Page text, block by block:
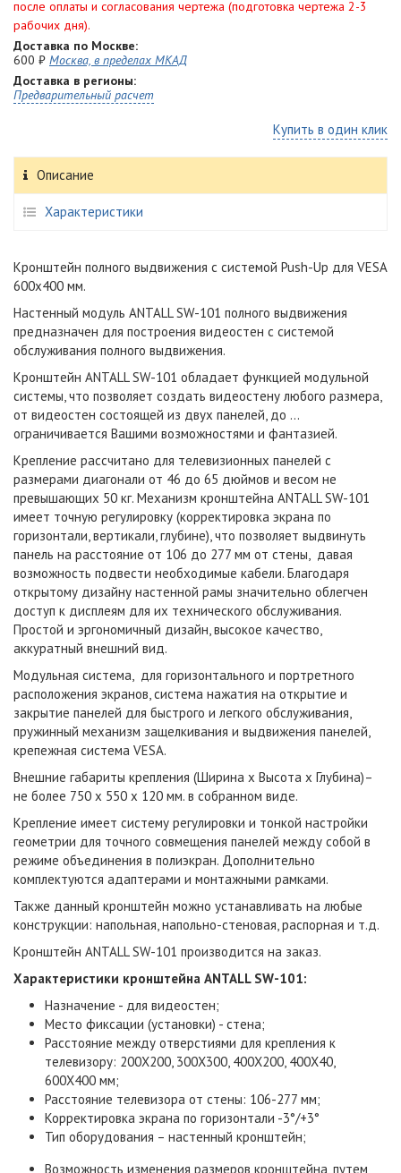
после оплаты и согласования чертежа (подготовка чертежа 2-3
рабочих дня).
Доставка по Москве:
600 ₽ Москва, в пределах МКАД
Доставка в регионы:
Предварительный расчет
Купить в один клик
Описание
Характеристики
Кронштейн полного выдвижения с системой Push-Up для VESA
600х400 мм.
Настенный модуль ANTALL SW-101 полного выдвижения
предназначен для построения видеостен с системой
обслуживания полного выдвижения.
Кронштейн ANTALL SW-101 обладает функцией модульной
системы, что позволяет создать видеостену любого размера,
от видеостен состоящей из двух панелей, до ...
ограничивается Вашими возможностями и фантазией.
Крепление рассчитано для телевизионных панелей с
размерами диагонали от 46 до 65 дюймов и весом не
превышающих 50 кг. Механизм кронштейна ANTALL SW-101
имеет точную регулировку (корректировка экрана по
горизонтали, вертикали, глубине), что позволяет выдвинуть
панель на расстояние от 106 до 277 мм от стены, давая
возможность подвести необходимые кабели. Благодаря
открытому дизайну настенной рамы значительно облегчен
доступ к дисплеям для их технического обслуживания.
Простой и эргономичный дизайн, высокое качество,
аккуратный внешний вид.
Модульная система, для горизонтального и портретного
расположения экранов, система нажатия на открытие и
закрытие панелей для быстрого и легкого обслуживания,
пружинный механизм защелкивания и выдвижения панелей,
крепежная система VESA.
Внешние габариты крепления (Ширина х Высота х Глубина)–
не более 750 x 550 x 120 мм. в собранном виде.
Крепление имеет систему регулировки и тонкой настройки
геометрии для точного совмещения панелей между собой в
режиме объединения в полиэкран. Дополнительно
комплектуются адаптерами и монтажными рамками.
Также данный кронштейн можно устанавливать на любые
конструкции: напольная, напольно-стеновая, распорная и т.д.
Кронштейн ANTALL SW-101 производится на заказ.
Характеристики кронштейна ANTALL SW-101:
Назначение - для видеостен;
Место фиксации (установки) - стена;
Расстояние между отверстиями для крепления к
телевизору: 200Х200, 300Х300, 400Х200, 400Х40,
600Х400 мм;
Расстояние телевизора от стены: 106-277 мм;
Корректировка экрана по горизонтали -3°/+3°
Тип оборудования – настенный кронштейн;
Возможность изменения размеров кронштейна, путем